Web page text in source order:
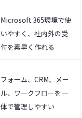
Microsoft 365環境で使
いやすく、社内外の受
付を素早く作れる
フォーム、CRM、メー
ル、ワークフローを一
体で管理しやすい